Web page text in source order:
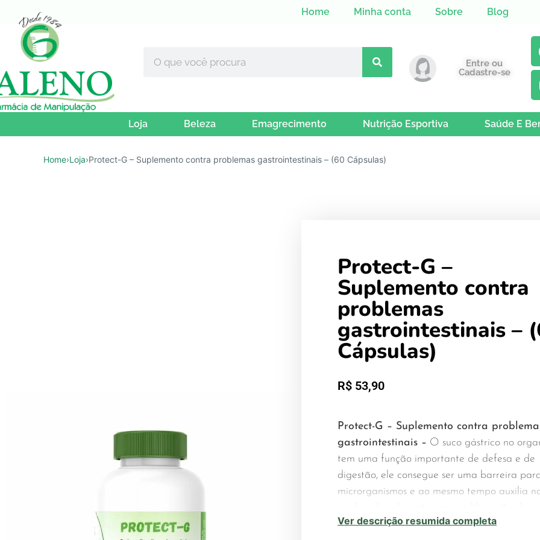
Home Minha conta Sobre Blog
Entre ou
Cadastre-se
Loja Beleza Emagrecimento Nutrição Esportiva Saúde E
Home›Loja›Protect-G – Suplemento contra problemas gastrointestinais – (60 Cápsulas)
Protect-G –
Suplemento contra
problemas
gastrointestinais –
Cápsulas)
R$ 53,90
Protect-G – Suplemento contra
gastrointestinais – O suco gástrico no
tem uma função importante de defesa e de
digestão, ele consegue ser uma barreira
microrganismos e ao mesmo tempo auxilia
nutrientes, para que os mesmos possam ser
Ver descrição resumida completa